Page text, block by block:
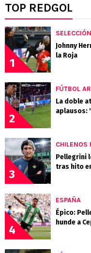
TOP REDGOL
1
Johnny
la Roja
2
FÚTBOL
La doble
aplausos:
3
CHILENOS
Pellegrini
tras hito
4
ESPAÑA
Épico:
hunde a